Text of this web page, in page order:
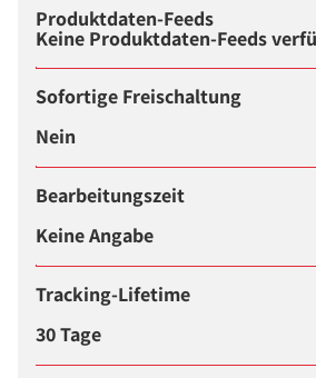
Produktdaten-Feeds
Keine Produktdaten-Feeds
Sofortige Freischaltung
Nein
Bearbeitungszeit
Keine Angabe
Tracking-Lifetime
30 Tage